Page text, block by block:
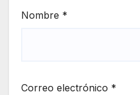
Nombre *
Correo electrónico *